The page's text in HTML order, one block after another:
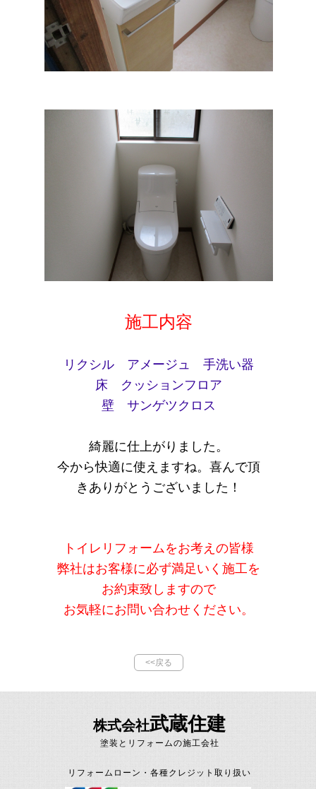
施工内容
リクシル アメージュ 手洗い器
床 クッションフロア
壁 サンゲツクロス
綺麗に仕上がりました。
今から快適に使えますね。喜んで頂
きありがとうございました！
トイレリフォームをお考えの皆様
弊社はお客様に必ず満足いく施工を
お約束致しますので
お気軽にお問い合わせください。
<<戻る
塗装とリフォームの施工会社
株式会社武蔵住建
リフォームローン・各種クレジット取り扱い